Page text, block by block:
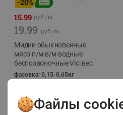
-20%
15.99 руб./кг
19.99 руб./кг
Мидии обыкновенные
мясо п/м в/м водные
беспозвоночные Vici вес
фасовка: 0,15-0,65кг
Файлы